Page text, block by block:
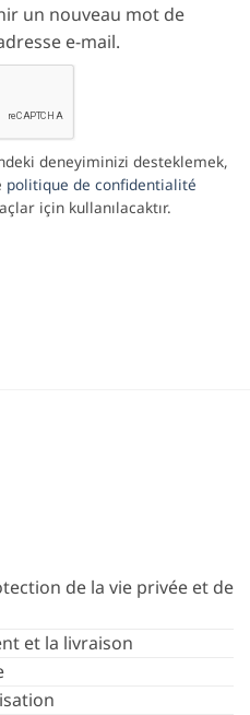
un nouveau mot de
e-mail.
deneyiminizi desteklemek,
politique de confidentialité
için kullanılacaktır.
de la vie privée et de
et la livraison